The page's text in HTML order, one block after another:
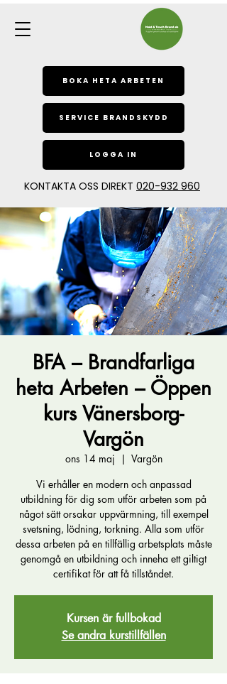
BOKA HETA ARBETEN
SERVICE BRANDSKYDD
LOGGA IN
KONTAKTA OSS DIREKT 020-932 960
BFA – Brandfarliga
heta Arbeten – Öppen
kurs Vänersborg-
Vargön
ons 14 maj
  |
Vargön
Vi erhåller en modern och anpassad
utbildning för dig som utför arbeten som på
något sätt orsakar uppvärmning, till exempel
svetsning, lödning, torkning. Alla som utför
dessa arbeten på en tillfällig arbetsplats måste
genomgå en utbildning och inneha ett giltigt
certifikat för att få tillståndet.
Kursen är fullbokad
Se andra kurstillfällen